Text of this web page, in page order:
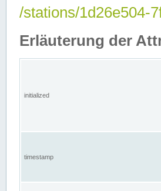
/stations/1d26e504-
Erläuterung der
initialized
timestamp